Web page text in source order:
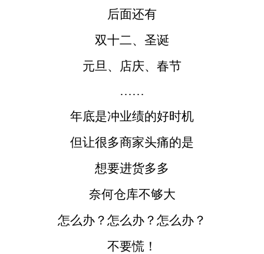
后面还有
双十二、圣诞
元旦、店庆、春节
……
年底是冲业绩的好时机
但让很多商家头痛的是
想要进货多多
奈何仓库不够大
怎么办？怎么办？怎么办？
不要慌！